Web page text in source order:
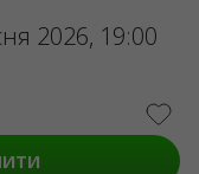
2026, 19:00